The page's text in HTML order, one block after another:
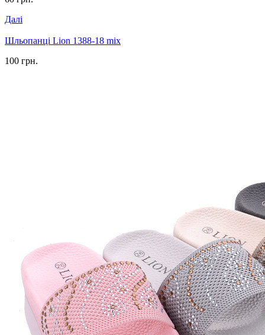
Далі
Шльопанці Lion 1388-18 mix
100 грн.